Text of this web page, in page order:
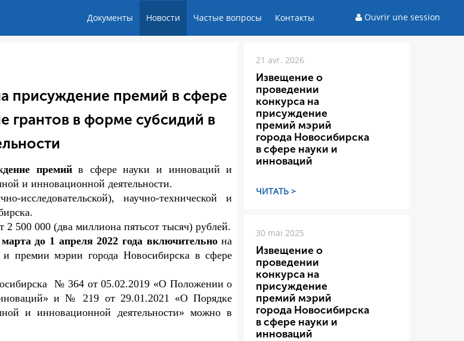
Документы Новости Частые вопросы Контакты Ouvrir une session
присуждение премий в сфере
грантов в форме субсидий в
премийв сфере науки и инноваций и
и инновационной деятельности.
исследовательской), научно-технической и
500 000 (два миллиона пятьсот тысяч) рублей.
до 1 апреля 2022 года включительнона
премии мэрии города Новосибирска в сфере
№ 364 от 05.02.2019 «О Положении о
и № 219 от 29.01.2021 «О Порядке
и инновационной деятельности» можнов
21 avr. 2026
Извещение о
проведении
конкурса на
присуждение
премий мэрий
города Новосибирска
в сфере науки и
инноваций
ЧИТАТЬ >
30 mai 2025
Извещение о
проведении
конкурса на
присуждение
премий мэрий
города Новосибирска
в сфере науки и
инноваций